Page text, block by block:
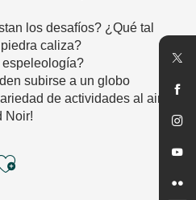
los desafíos? ¿Qué tal
caliza?
espeleología?
subirse a un globo
de actividades al aire
Noir!
aux